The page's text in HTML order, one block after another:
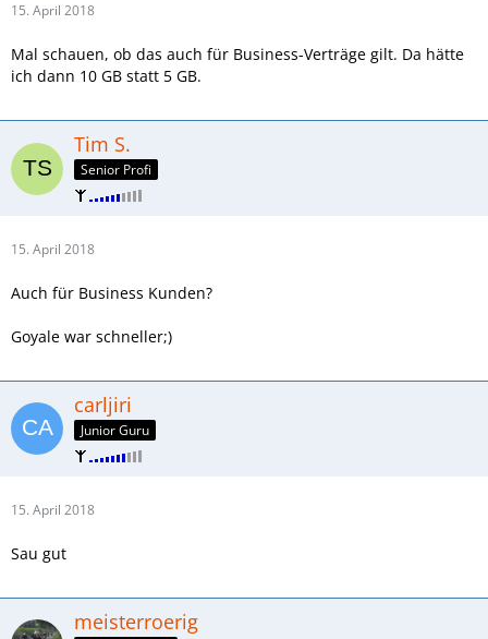
15. April 2018
Mal schauen, ob das auch für Business-Verträge gilt. Da hätte
ich dann 10 GB statt 5 GB.
Tim S.
Senior Profi
15. April 2018
Auch für Business Kunden?
Goyale war schneller;)
carljiri
Junior Guru
15. April 2018
Sau gut
meisterroerig